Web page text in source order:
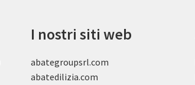
I nostri siti web
abategroupsrl.com
abatedilizia.com